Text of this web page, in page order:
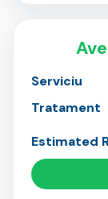
Serviciu
Tratament
Estimated